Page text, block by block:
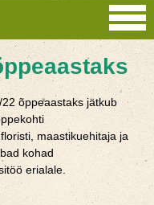
õppeaastaks jätkub
maastikuehitaja ja
kohad
erialale.